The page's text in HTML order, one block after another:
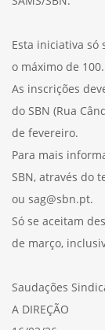
Esta iniciativa só
o máximo de 100.
As inscrições
do SBN (Rua
de fevereiro.
Para mais
SBN, através do
ou sag@sbn.pt.
Só se aceitam
de março,
Saudações
A DIREÇÃO